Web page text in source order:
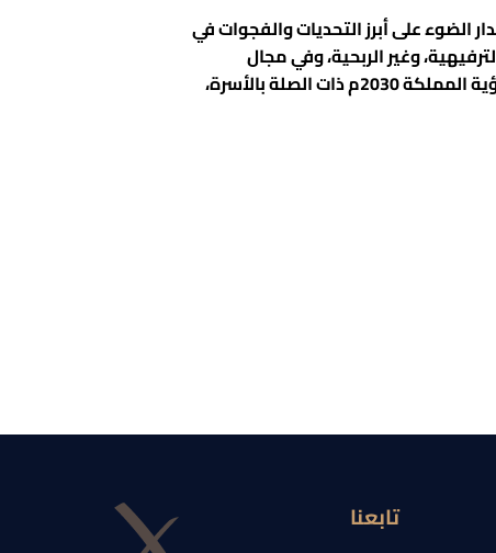
الضوء على أبرز التحديات والفجوات في
وغير الربحية، وفي مجال
السياسات والتشريعات والرفاه الاجتماعي. وجاء إصدار “طلال الخيرية” للتقرير في سياق جهودها الرامية إلى تحقيق مستهدفات رؤية المملكة 2030م ذات الصلة بالأسرة،
تابعنا